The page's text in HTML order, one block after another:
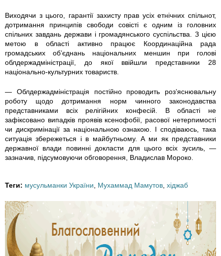
Виходячи з цього, гарантії захисту прав усіх етнічних спільнот,
дотримання принципів свободи совісті є одним із головних
спільних завдань держави і громадянського суспільства. З цією
метою в області активно працює Координаційна рада
громадських об’єднань національних меншин при голові
облдержадміністрації, до якої ввійшли представники 28
національно-культурних товариств.
— Облдержадміністрація постійно проводить роз’яснювальну
роботу щодо дотримання норм чинного законодавства
представниками всіх релігійних конфесій. В області не
зафіксовано випадків проявів ксенофобії, расової нетерпимості
чи дискримінації за національною ознакою. І сподіваюсь, така
ситуація збережеться і в майбутньому. А ми як представники
державної влади повинні докласти для цього всіх зусиль, —
зазначив, підсумовуючи обговорення, Владислав Мороко.
Теги: мусульманки України Мухаммад Мамутов хіджаб